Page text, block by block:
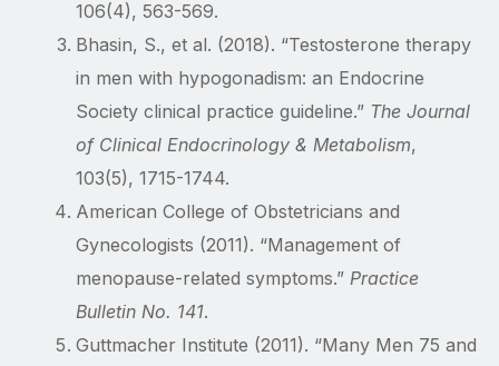
106(4), 563-569.
Bhasin, S., et al. (2018). “Testosterone therapy
in men with hypogonadism: an Endocrine
Society clinical practice guideline.” The Journal
of Clinical Endocrinology & Metabolism,
103(5), 1715-1744.
American College of Obstetricians and
Gynecologists (2011). “Management of
menopause-related symptoms.” Practice
Bulletin No. 141.
Guttmacher Institute (2011). “Many Men 75 and